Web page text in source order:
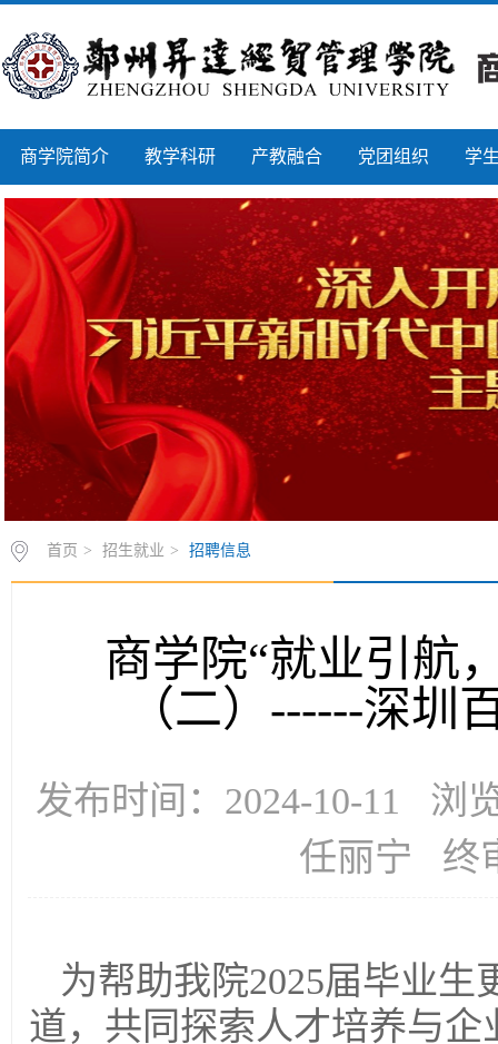
商学院简介 教学科研 产教融合 党团组织 学
首页 > 招生就业 > 招聘信息
商学院“就业引航
（二）------深圳
发布时间：2024-10-11 浏
任丽宁 终
为帮助我院2025届毕业
道，共同探索人才培养与企